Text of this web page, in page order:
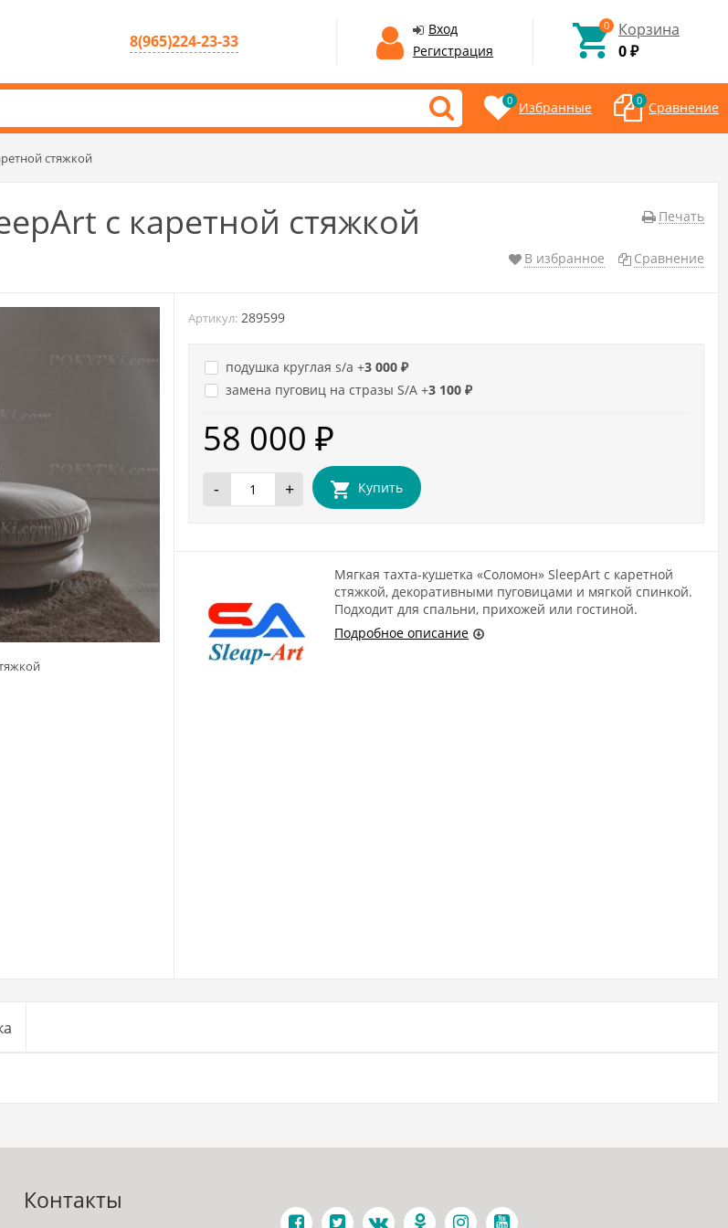
8(965)224-23-33
Вход
Регистрация
0
Корзина
0₽
0 Избранные 0 Сравнение
стяжкой
Печать
с каретной стяжкой
В избранное Сравнение
Артикул: 289599
подушка круглая s/a +3 000₽
замена пуговиц на стразы S/А +3 100₽
58 000₽
- + Купить
Мягкая тахта-кушетка «Соломон» SleepArt с каретной
стяжкой, декоративными пуговицами и мягкой спинкой.
Подходит для спальни, прихожей или гостиной.
Подробное описание
Контакты